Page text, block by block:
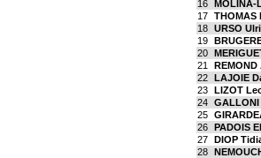
16
MOLINA-
17
THOMAS
18
URSO
19
20
21
REMOND
22
LAJOIE
23
LIZOT
24
GALLONI
25
26
PADOIS
27
DIOP
28